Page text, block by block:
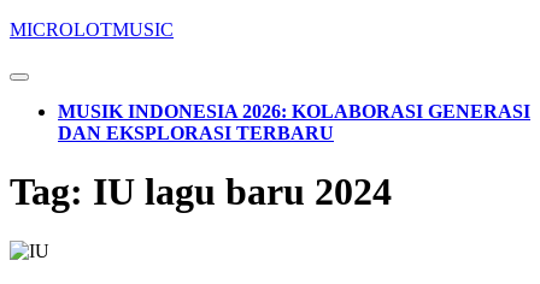
Skip
content
content
MICROLOTMUSIC
Open
ButtonMUSIK INDONESIA 2026: KOLABORASI GENERASI
DAN EKSPLORASI TERBARU
BUTTON
Tag: IU lagu baru 2024